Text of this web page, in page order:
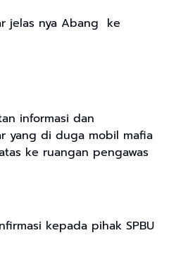
jelas nya Abang ke
informasi dan
yang di duga mobil mafia
ke ruangan pengawas
kepada pihak SPBU